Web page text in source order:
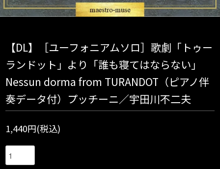
【DL】［ユーフォニアムソロ］歌劇「トゥー
ランドット」より「誰も寝てはならない」
Nessun dorma from TURANDOT（ピアノ伴
奏データ付）プッチーニ／宇田川不二夫
1,440円(税込)